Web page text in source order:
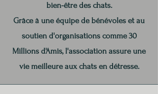
bien-être des chats.
Grâce à une équipe de bénévoles et au
soutien d'organisations comme 30
Millions d'Amis, l'association assure une
vie meilleure aux chats en détresse.